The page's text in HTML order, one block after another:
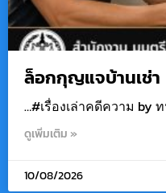
ล็อกกุญแจบ้านเช่า
…#เรื่องเล่าคดีความ by
ดูเพิ่มเติม »
10/08/2026